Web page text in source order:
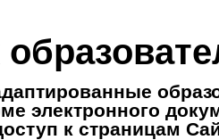
электронного
к страницам